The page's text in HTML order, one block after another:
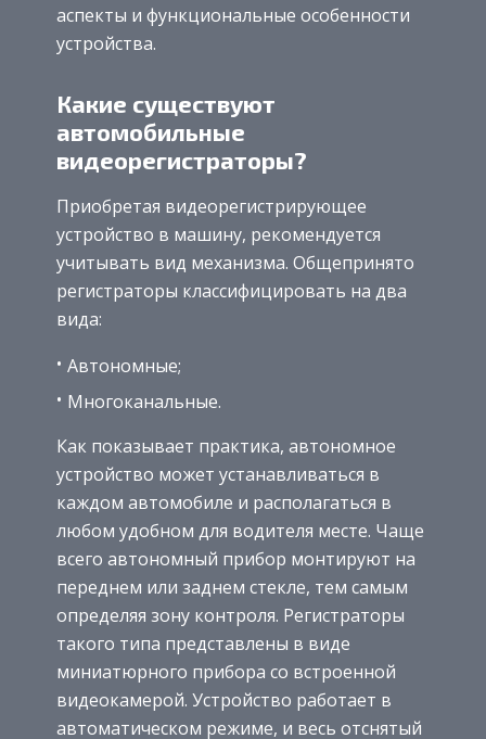
аспекты и функциональные особенности
устройства.
Какие существуют
автомобильные
видеорегистраторы?
Приобретая видеорегистрирующее
устройство в машину, рекомендуется
учитывать вид механизма. Общепринято
регистраторы классифицировать на два
вида:
Автономные;
Многоканальные.
Как показывает практика, автономное
устройство может устанавливаться в
каждом автомобиле и располагаться в
любом удобном для водителя месте. Чаще
всего автономный прибор монтируют на
переднем или заднем стекле, тем самым
определяя зону контроля. Регистраторы
такого типа представлены в виде
миниатюрного прибора со встроенной
видеокамерой. Устройство работает в
автоматическом режиме, и весь отснятый